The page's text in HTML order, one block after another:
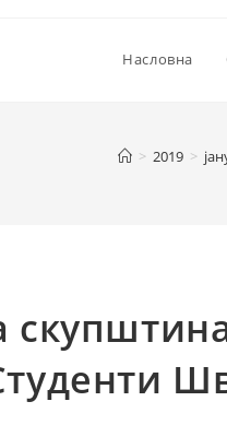
Насловна
> 2019 >